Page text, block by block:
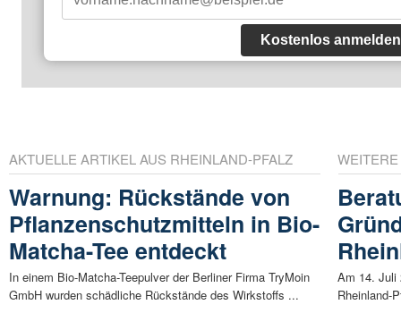
Kostenlos anmelden
AKTUELLE ARTIKEL AUS RHEINLAND-PFALZ
Warnung: Rückstände von
Pflanzenschutzmitteln in Bio-
Matcha-Tee entdeckt
In einem Bio-Matcha-Teepulver der Berliner Firma TryMoin
GmbH wurden schädliche Rückstände des Wirkstoffs ...
Am 14. Juli
Rheinland-